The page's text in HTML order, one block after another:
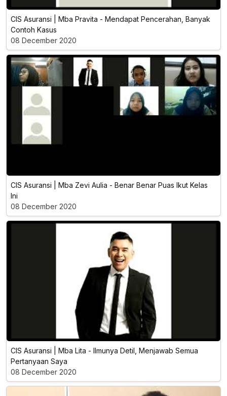
CIS Asuransi | Mba Pravita - Mendapat Pencerahan, Banyak
Contoh Kasus
08 December 2020
CIS Asuransi | Mba Zevi Aulia - Benar Benar Puas Ikut Kelas
Ini
08 December 2020
CIS Asuransi | Mba Lita - llmunya Detil, Menjawab Semua
Pertanyaan Saya
08 December 2020